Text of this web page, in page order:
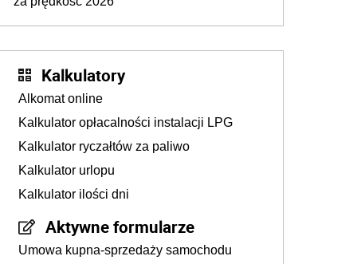
Kalkulatory
Alkomat online
Kalkulator opłacalności instalacji LPG
Kalkulator ryczałtów za paliwo
Kalkulator urlopu
Kalkulator ilości dni
Aktywne formularze
Umowa kupna-sprzedaży samochodu